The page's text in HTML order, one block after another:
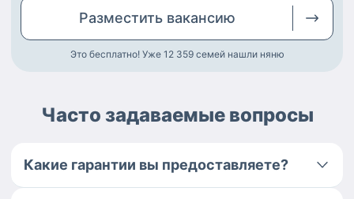
Разместить вакансию
Это бесплатно! Уже 12 359 семей нашли няню
Часто задаваемые вопросы
Какие гарантии вы предоставляете?